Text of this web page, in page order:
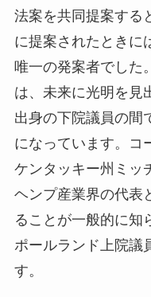
法案を共同提案する
に提案されたとき に
唯一の発案者でした
は、 未来に光明を見
出身の下院議員の間
になっています。コ
ケンタッキー州ミッ
ヘンプ産業界の代表
ることが一般的に知
ポールランド上院議
す。